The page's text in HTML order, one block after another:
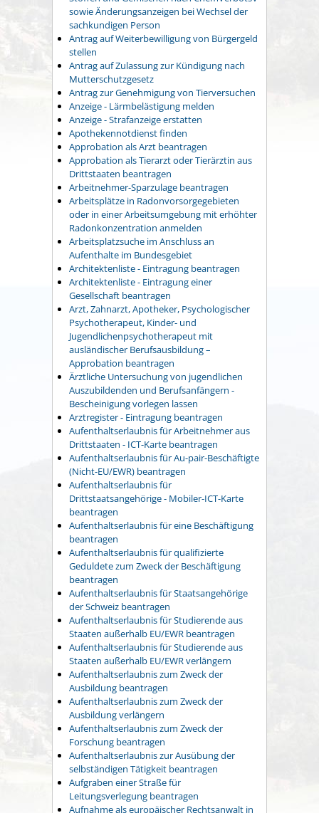
sowie Änderungsanzeigen bei Wechsel der
sachkundigen Person
Antrag auf Weiterbewilligung von Bürgergeld
stellen
Antrag auf Zulassung zur Kündigung nach
Mutterschutzgesetz
Antrag zur Genehmigung von Tierversuchen
Anzeige - Lärmbelästigung melden
Anzeige - Strafanzeige erstatten
Apothekennotdienst finden
Approbation als Arzt beantragen
Approbation als Tierarzt oder Tierärztin aus
Drittstaaten beantragen
Arbeitnehmer-Sparzulage beantragen
Arbeitsplätze in Radonvorsorgegebieten
oder in einer Arbeitsumgebung mit erhöhter
Radonkonzentration anmelden
Arbeitsplatzsuche im Anschluss an
Aufenthalte im Bundesgebiet
Architektenliste - Eintragung beantragen
Architektenliste - Eintragung einer
Gesellschaft beantragen
Arzt, Zahnarzt, Apotheker, Psychologischer
Psychotherapeut, Kinder- und
Jugendlichenpsychotherapeut mit
ausländischer Berufsausbildung –
Approbation beantragen
Ärztliche Untersuchung von jugendlichen
Auszubildenden und Berufsanfängern -
Bescheinigung vorlegen lassen
Arztregister - Eintragung beantragen
Aufenthaltserlaubnis für Arbeitnehmer aus
Drittstaaten - ICT-Karte beantragen
Aufenthaltserlaubnis für Au-pair-Beschäftigte
(Nicht-EU/EWR) beantragen
Aufenthaltserlaubnis für
Drittstaatsangehörige - Mobiler-ICT-Karte
beantragen
Aufenthaltserlaubnis für eine Beschäftigung
beantragen
Aufenthaltserlaubnis für qualifizierte
Geduldete zum Zweck der Beschäftigung
beantragen
Aufenthaltserlaubnis für Staatsangehörige
der Schweiz beantragen
Aufenthaltserlaubnis für Studierende aus
Staaten außerhalb EU/EWR beantragen
Aufenthaltserlaubnis für Studierende aus
Staaten außerhalb EU/EWR verlängern
Aufenthaltserlaubnis zum Zweck der
Ausbildung beantragen
Aufenthaltserlaubnis zum Zweck der
Ausbildung verlängern
Aufenthaltserlaubnis zum Zweck der
Forschung beantragen
Aufenthaltserlaubnis zur Ausübung der
selbständigen Tätigkeit beantragen
Aufgraben einer Straße für
Leitungsverlegung beantragen
Aufnahme als europäischer Rechtsanwalt in